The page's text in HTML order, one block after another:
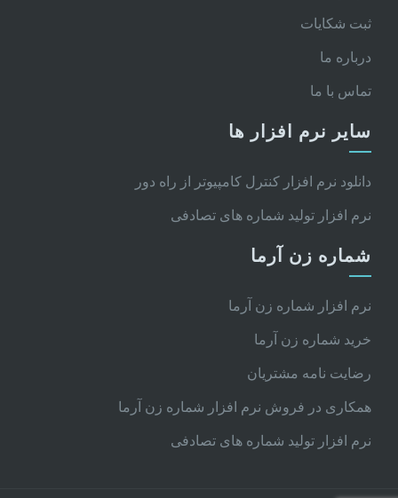
ثبت شکایات
درباره ما
تماس با ما
سایر نرم افزار ها
دانلود نرم افزار کنترل کامپیوتر از راه دور
نرم افزار تولید شماره های تصادفی
شماره زن آرما
نرم افزار شماره زن آرما
خرید شماره زن آرما
رضایت نامه مشتریان
همکاری در فروش نرم افزار شماره زن آرما
نرم افزار تولید شماره های تصادفی